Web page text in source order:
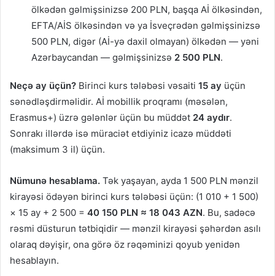
ölkədən gəlmişsinizsə 200 PLN, başqa Aİ ölkəsindən,
EFTA/AİS ölkəsindən və ya İsveçrədən gəlmişsinizsə
500 PLN, digər (Aİ-yə daxil olmayan) ölkədən — yəni
Azərbaycandan — gəlmişsinizsə 2 500 PLN.
Neçə ay üçün? Birinci kurs tələbəsi vəsaiti 15 ay üçün
sənədləşdirməlidir. Aİ mobillik proqramı (məsələn,
Erasmus+) üzrə gələnlər üçün bu müddət 24 aydır.
Sonrakı illərdə isə müraciət etdiyiniz icazə müddəti
(maksimum 3 il) üçün.
Nümunə hesablama. Tək yaşayan, ayda 1 500 PLN mənzil
kirayəsi ödəyən birinci kurs tələbəsi üçün: (1 010 + 1 500)
× 15 ay + 2 500 = 40 150 PLN ≈ 18 043 AZN. Bu, sadəcə
rəsmi düsturun tətbiqidir — mənzil kirayəsi şəhərdən asılı
olaraq dəyişir, ona görə öz rəqəminizi qoyub yenidən
hesablayın.